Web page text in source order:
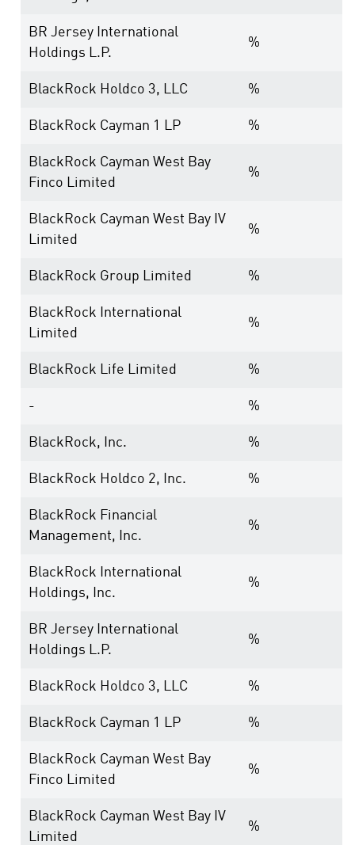
BR Jersey International
Holdings L.P.
%
BlackRock Holdco 3, LLC %
BlackRock Cayman 1 LP %
BlackRock Cayman West Bay
Finco Limited
%
BlackRock Cayman West Bay IV
Limited
%
BlackRock Group Limited %
BlackRock International
Limited
%
BlackRock Life Limited %
- %
BlackRock, Inc. %
BlackRock Holdco 2, Inc. %
BlackRock Financial
Management, Inc.
%
BlackRock International
Holdings, Inc.
%
BR Jersey International
Holdings L.P.
%
BlackRock Holdco 3, LLC %
BlackRock Cayman 1 LP %
BlackRock Cayman West Bay
Finco Limited
%
BlackRock Cayman West Bay IV
Limited
%